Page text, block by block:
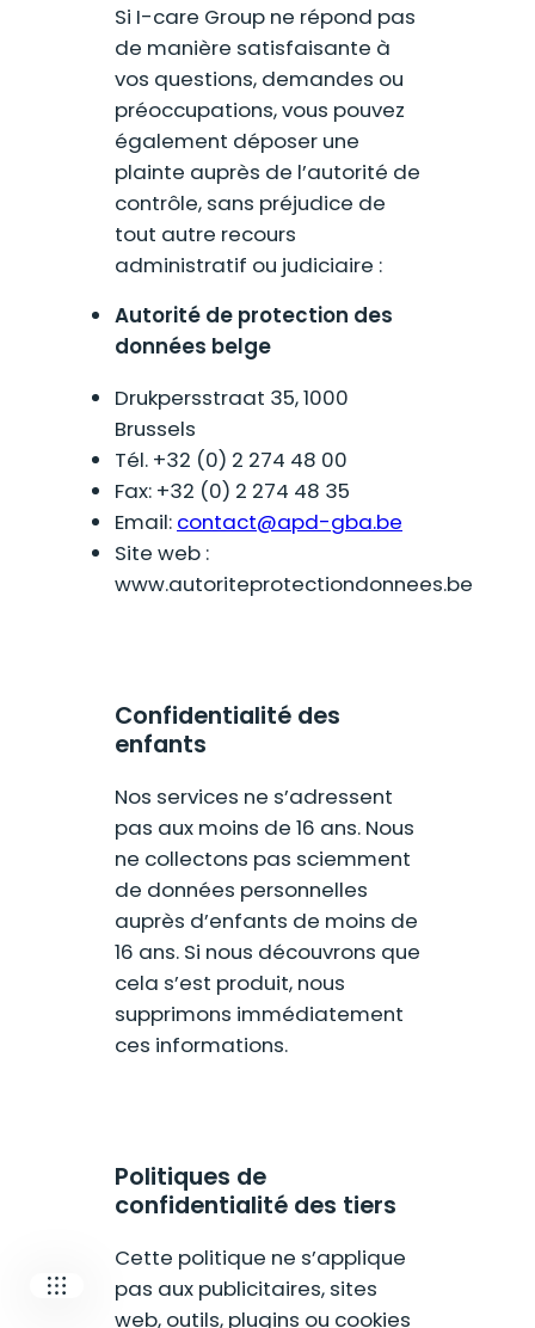
Our companies
TECHNICAL ASSOCIATES
Si I-care Group ne répond pas
de manière satisfaisante à
vos questions, demandes ou
préoccupations, vous pouvez
également déposer une
plainte auprès de l’autorité de
contrôle, sans préjudice de
tout autre recours
administratif ou judiciaire :
Autorité de protection des
données belge
Drukpersstraat 35, 1000
Brussels
Tél. +32 (0) 2 274 48 00
Fax: +32 (0) 2 274 48 35
Email: contact@apd-gba.be
Site web :
www.autoriteprotectiondonnees.be
Confidentialité des
enfants
Nos services ne s’adressent
pas aux moins de 16 ans. Nous
ne collectons pas sciemment
de données personnelles
auprès d’enfants de moins de
16 ans. Si nous découvrons que
cela s’est produit, nous
supprimons immédiatement
ces informations.
Politiques de
confidentialité des tiers
Cette politique ne s’applique
pas aux publicitaires, sites
web, outils, plugins ou cookies